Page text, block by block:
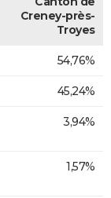
Creney-près-
Troyes
54,76%
45,24%
3,94%
1,57%